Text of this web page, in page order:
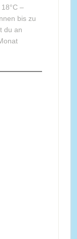
–
bis zu
du an